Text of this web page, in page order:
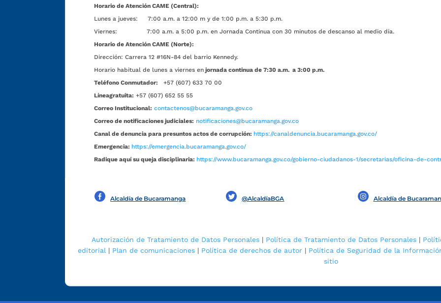
Horario de Atención CAME (Central):
Lunes a jueves: 7:00 a.m. a 12:00 m y de 1:00 p.m. a 5:30 p.m.
Viernes: 7:00 a.m. a 5:00 p.m. en Jornada Continua con 30 minutos de descanso al medio día.
Horario de Atención CAME (Norte):
Dirección: Carrera 12 #16N-84 del barrio Kennedy.
Horario habitual de lunes a viernes en jornada continua de 7:30 a.m. a 3:00 p.m.
Teléfono Conmutador:
+57 (607) 633 70 00
Líneagratuita: +57 (607) 652 55 55
Correo Institucional: contactenos@bucaramanga.gov.co
Correo de notificaciones judiciales: notificaciones@bucaramanga.gov.co
Canal de denuncia para presuntos actos de corrupción: https://canaldenuncia.bucaramanga.gov.co/
Emergencia: https://emergencia.bucaramanga.gov.co/
Radique aquí su queja disciplinaria: https://www.bucaramanga.gov.co/gobierno-ciudadanos-1/secretarias/oficina-de-
Alcaldía de Bucaramanga @AlcaldíaBGA Alcaldía de
Autorización de Tratamiento de Datos Personales | Política de Tratamiento de Datos Personales |
editorial | Plan de comunicaciones | Política de derechos de autor | Política de Seguridad de la
sitio